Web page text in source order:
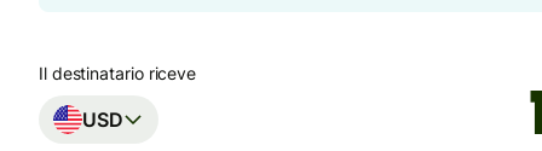
Il destinatario riceve
USD